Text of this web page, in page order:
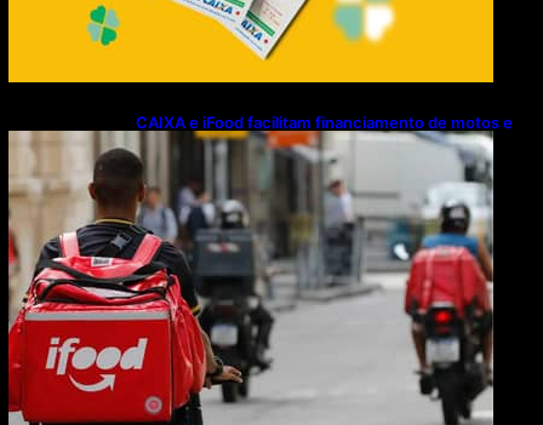
CAIXA e iFood facilitam financiamento de motos e
bicicletas elétricas para entregadores